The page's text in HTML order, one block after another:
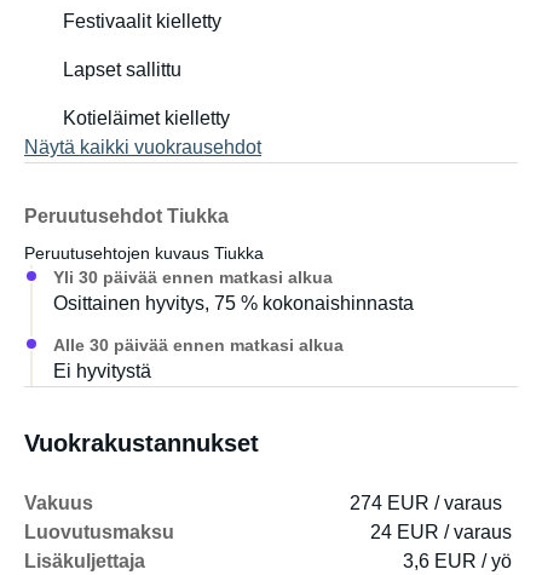
Festivaalit kielletty
Lapset sallittu
Kotieläimet kielletty
Näytä kaikki vuokrausehdot
Peruutusehdot Tiukka
Peruutusehtojen kuvaus Tiukka
Yli 30 päivää ennen matkasi alkua
Osittainen hyvitys, 75 % kokonaishinnasta
Alle 30 päivää ennen matkasi alkua
Ei hyvitystä
Vuokrakustannukset
Vakuus
274 EUR / varaus
Luovutusmaksu
24 EUR / varaus
Lisäkuljettaja
3,6 EUR / yö